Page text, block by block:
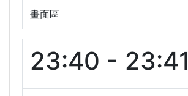
畫面區
23:40 - 23:41